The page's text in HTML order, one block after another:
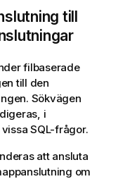
till
filbaserade
till den
Sökvägen
i
SQL-frågor.
att ansluta
om